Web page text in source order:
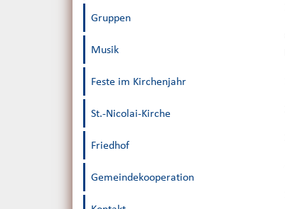
Gruppen
Musik
Feste im Kirchenjahr
St.-Nicolai-Kirche
Friedhof
Gemeindekooperation